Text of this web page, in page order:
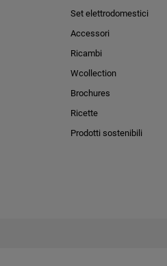
Set elettrodomestici
Accessori
Ricambi
Wcollection
Brochures
Ricette
Prodotti sostenibili